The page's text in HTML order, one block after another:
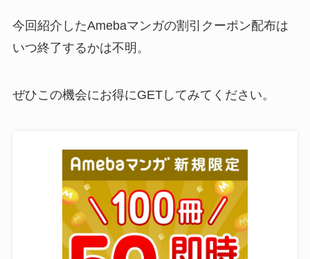
今回紹介したAmebaマンガの割引クーポン配布は
いつ終了するかは不明。
ぜひこの機会にお得にGETしてみてください。